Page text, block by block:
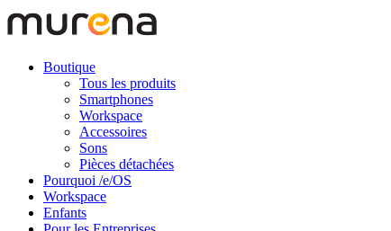
Boutique
Tous les produits
Smartphones
Workspace
Accessoires
Sons
Pièces détachées
Pourquoi /e/OS
Workspace
Enfants